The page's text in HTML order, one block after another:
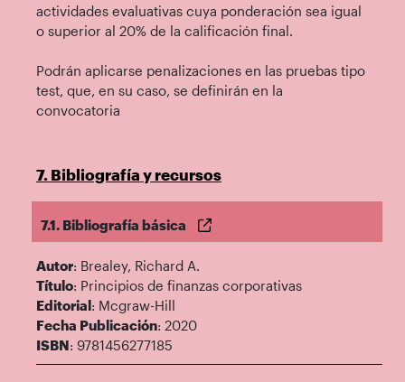
actividades evaluativas cuya ponderación sea igual
o superior al 20% de la calificación final.
Podrán aplicarse penalizaciones en las pruebas tipo
test, que, en su caso, se definirán en la
convocatoria
7. Bibliografía y recursos
7.1. Bibliografía básica
Autor: Brealey, Richard A.
Título: Principios de finanzas corporativas
Editorial: Mcgraw-Hill
Fecha Publicación: 2020
ISBN: 9781456277185